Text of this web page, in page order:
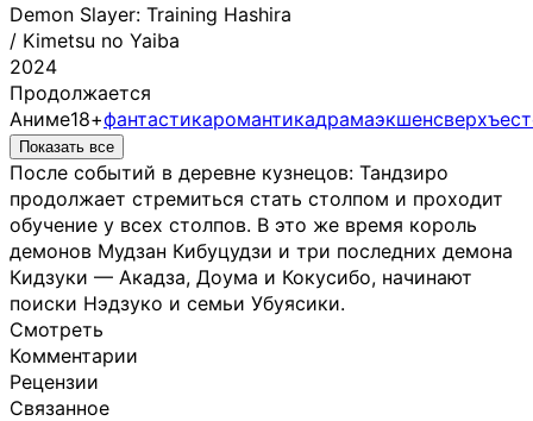
Demon Slayer: Training Hashira
/ Kimetsu no Yaiba
2024
Продолжается
Аниме18+фантастикаромантикадрамаэкшен
Показать все
После событий в деревне кузнецов: Тандзиро
продолжает стремиться стать столпом и проходит
обучение у всех столпов. В это же время король
демонов Мудзан Кибуцудзи и три последних демона
Кидзуки — Акадза, Доума и Кокусибо, начинают
поиски Нэдзуко и семьи Убуясики.
Смотреть
Комментарии
Рецензии
Связанное